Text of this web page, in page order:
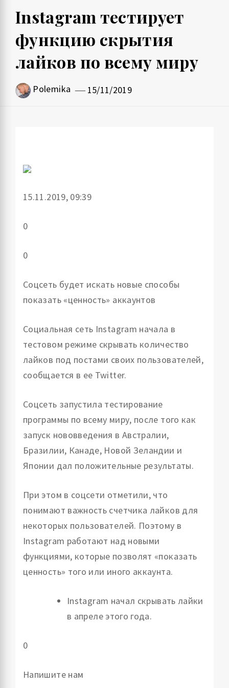
Instagram тестирует
функцию скрытия
лайков по всему миру
Polemika 15/11/2019
15.11.2019, 09:39
0
0
Соцсеть будет искать новые способы
показать «ценность» аккаунтов
Социальная сеть Instagram начала в
тестовом режиме скрывать количество
лайков под постами своих пользователей,
сообщается в ее Twitter.
Соцсеть запустила тестирование
программы по всему миру, после того как
запуск нововведения в Австралии,
Бразилии, Канаде, Новой Зеландии и
Японии дал положительные результаты.
При этом в соцсети отметили, что
понимают важность счетчика лайков для
некоторых пользователей. Поэтому в
Instagram работают над новыми
функциями, которые позволят «показать
ценность» того или иного аккаунта.
Instagram начал скрывать лайки
в апреле этого года.
0
Напишите нам